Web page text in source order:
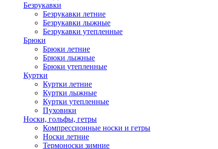
Безрукавки
Безрукавки летние
Безрукавки лыжные
Безрукавки утепленные
Брюки
Брюки летние
Брюки лыжные
Брюки утепленные
Куртки
Куртки летние
Куртки лыжные
Куртки утепленные
Пуховики
Носки, гольфы, гетры
Компрессионные носки и гетры
Носки летние
Термоноски зимние